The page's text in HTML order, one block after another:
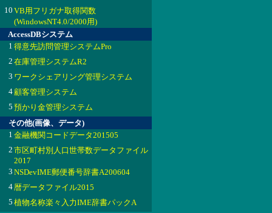
10 VB用フリガナ取得関数
(WindowsNT4.0/2000用)
AccessDBシステム
1 得意先訪問管理システムPro
2 在庫管理システムR2
3 ワークシェアリング管理システム
4顧客管理システム
5 預かり金管理システム
その他(画像、データ)
1 金融機関コードデータ201505
2 市区町村別人口世帯数データファイル
2017
3 NSDevIME郵便番号辞書A200604
4暦データファイル2015
5 植物名称楽々入力IME辞書パックA